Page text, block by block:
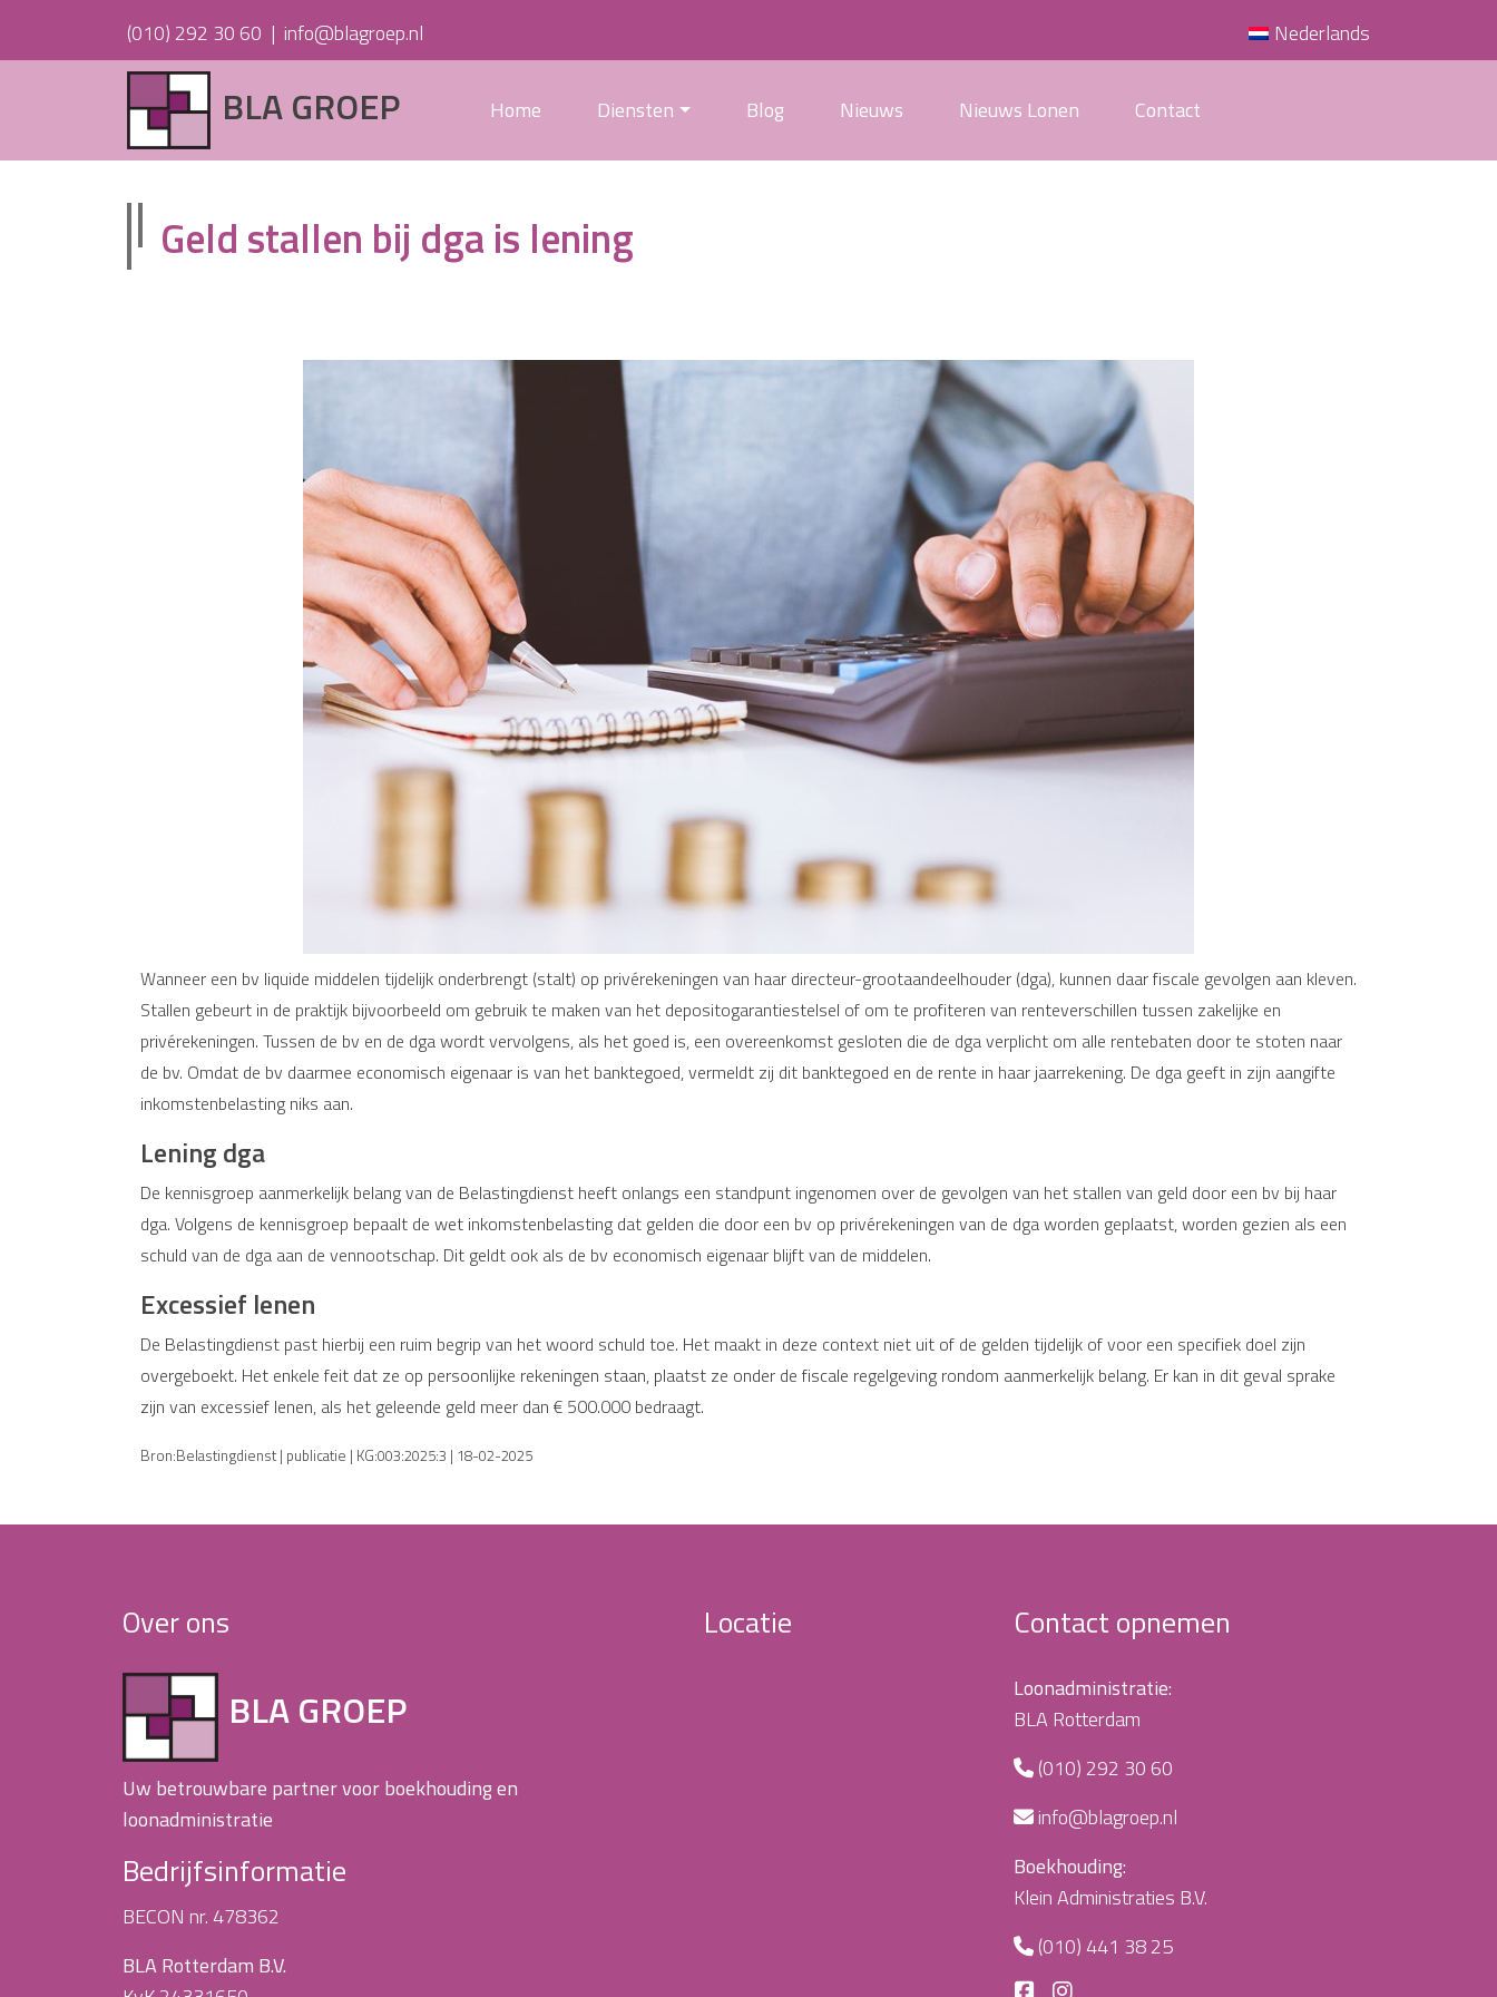
(010) 292 30 60 | info@blagroep.nl Nederlands
BLA GROEP Home Diensten Blog Nieuws Nieuws Lonen Contact
Geld stallen bij dga is lening
Wanneer een bv liquide middelen tijdelijk onderbrengt (stalt) op privérekeningen van haar directeur-grootaandeelhouder (dga), kunnen daar fiscale gevolgen aan kleven.
Stallen gebeurt in de praktijk bijvoorbeeld om gebruik te maken van het depositogarantiestelsel of om te profiteren van renteverschillen tussen zakelijke en
privérekeningen. Tussen de bv en de dga wordt vervolgens, als het goed is, een overeenkomst gesloten die de dga verplicht om alle rentebaten door te stoten naar
de bv. Omdat de bv daarmee economisch eigenaar is van het banktegoed, vermeldt zij dit banktegoed en de rente in haar jaarrekening. De dga geeft in zijn aangifte
inkomstenbelasting niks aan.
Lening dga
De kennisgroep aanmerkelijk belang van de Belastingdienst heeft onlangs een standpunt ingenomen over de gevolgen van het stallen van geld door een bv bij haar
dga. Volgens de kennisgroep bepaalt de wet inkomstenbelasting dat gelden die door een bv op privérekeningen van de dga worden geplaatst, worden gezien als een
schuld van de dga aan de vennootschap. Dit geldt ook als de bv economisch eigenaar blijft van de middelen.
Excessief lenen
De Belastingdienst past hierbij een ruim begrip van het woord schuld toe. Het maakt in deze context niet uit of de gelden tijdelijk of voor een specifiek doel zijn
overgeboekt. Het enkele feit dat ze op persoonlijke rekeningen staan, plaatst ze onder de fiscale regelgeving rondom aanmerkelijk belang. Er kan in dit geval sprake
zijn van excessief lenen, als het geleende geld meer dan € 500.000 bedraagt.
Bron:Belastingdienst | publicatie | KG:003:2025:3 | 18-02-2025
Over ons
BLA GROEP
Uw betrouwbare partner voor boekhouding en
loonadministratie
Bedrijfsinformatie
BECON nr. 478362
BLA Rotterdam B.V.
Locatie Contact opnemen
Loonadministratie:
BLA Rotterdam
(010) 292 30 60
info@blagroep.nl
Boekhouding:
Klein Administraties B.V.
(010) 441 38 25